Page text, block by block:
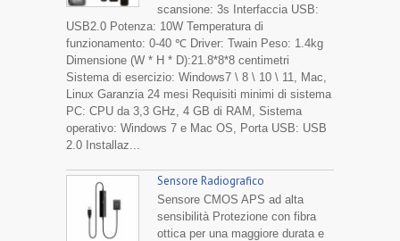
scansione: 3s Interfaccia USB:
USB2.0 Potenza: 10W Temperatura di
funzionamento: 0-40 ℃ Driver: Twain Peso: 1.4kg
Dimensione (W * H * D):21.8*8*8 centimetri
Sistema di esercizio: Windows7 \ 8 \ 10 \ 11, Mac,
Linux Garanzia 24 mesi Requisiti minimi di sistema
PC: CPU da 3,3 GHz, 4 GB di RAM, Sistema
operativo: Windows 7 e Mac OS, Porta USB: USB
2.0 Installaz...
Sensore Radiografico
Sensore CMOS APS ad alta
sensibilità Protezione con fibra
ottica per una maggiore durata e